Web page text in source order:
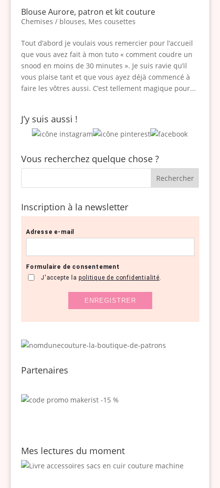
Blouse Aurore, patron et kit couture
Chemises / blouses, Mes cousettes
Tout d’abord je voulais vous remercier pour l’accueil
que vous avez fait à mon tuto « comment coudre un
snood en moins de 30 minutes ». Je suis ravie qu’il
vous plaise tant et que vous ayez déjà commencé à
faire les vôtres aussi. C’est tellement magique pour...
J’y suis aussi !
Vous recherchez quelque chose ?
Inscription à la newsletter
Partenaires
Mes lectures du moment